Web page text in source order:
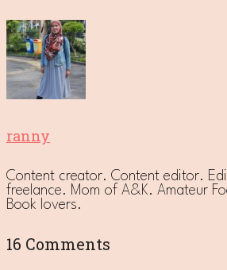
ranny
Content creator. Content editor.
freelance. Mom of A&K. Amateur
Book lovers.
16 Comments